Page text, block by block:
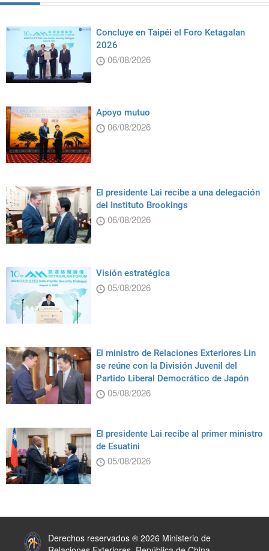
Concluye en Taipéi el Foro Ketagalan
2026
06/08/2026
Apoyo mutuo
06/08/2026
El presidente Lai recibe a una delegación
del Instituto Brookings
06/08/2026
Visión estratégica
05/08/2026
El ministro de Relaciones Exteriores Lin
se reúne con la División Juvenil del
Partido Liberal Democrático de Japón
05/08/2026
El presidente Lai recibe al primer ministro
de Esuatini
05/08/2026
Derechos reservados ® 2026 Ministerio de